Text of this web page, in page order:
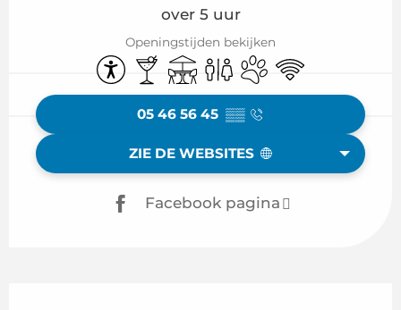
over 5 uur
Openingstijden bekijken
Toegankelijkheid
Bar / Versnaperingsbar
TerrasToilettenDieren toegelaten
Wifi
05 46 56 45 ▒▒
ZIE DE WEBSITES
Facebook pagina